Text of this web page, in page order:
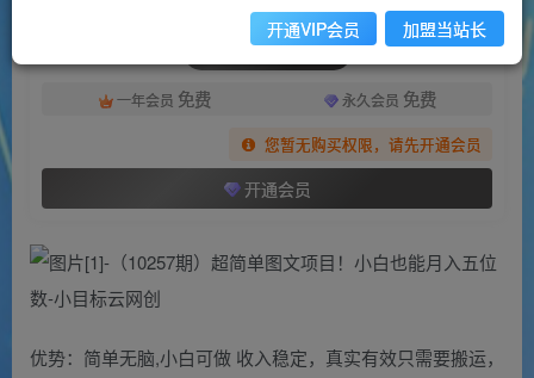
此内容为付费阅读，请付费后查看
会员专属资源
一年会员 免费 永久会员 免费
您暂无购买权限，请先开通会员
开通会员
优势：简单无脑,小白可做 收入稳定，真实有效只需要搬运，
开通VIP会员 加盟当站长